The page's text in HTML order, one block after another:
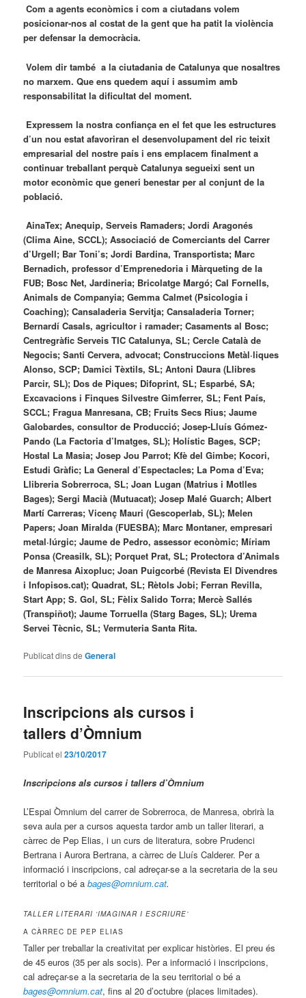
Com a agents econòmics i com a ciutadans volem
posicionar-nos al costat de la gent que ha patit la violència
per defensar la democràcia.
Volem dir també a la ciutadania de Catalunya que nosaltres
no marxem. Que ens quedem aquí i assumim amb
responsabilitat la dificultat del moment.
Expressem la nostra confiança en el fet que les estructures
d’un nou estat afavoriran el desenvolupament del ric teixit
empresarial del nostre país i ens emplacem finalment a
continuar treballant perquè Catalunya segueixi sent un
motor econòmic que generi benestar per al conjunt de la
població.
AinaTex; Anequip, Serveis Ramaders; Jordi Aragonés
(Clima Aine, SCCL); Associació de Comerciants del Carrer
d’Urgell; Bar Toni’s; Jordi Bardina, Transportista; Marc
Bernadich, professor d’Emprenedoria i Màrqueting de la
FUB; Bosc Net, Jardineria; Bricolatge Margó; Cal Fornells,
Animals de Companyia; Gemma Calmet (Psicologia i
Coaching); Cansaladeria Servitja; Cansaladeria Torner;
Bernardí Casals, agricultor i ramader; Casaments al Bosc;
Centregràfic Serveis TIC Catalunya, SL; Cercle Català de
Negocis; Santi Cervera, advocat; Construccions Metàl·liques
Alonso, SCP; Damici Tèxtils, SL; Antoni Daura (Llibres
Parcir, SL); Dos de Piques; Difoprint, SL; Esparbé, SA;
Excavacions i Finques Silvestre Gimferrer, SL; Fent País,
SCCL; Fragua Manresana, CB; Fruits Secs Rius; Jaume
Galobardes, consultor de Producció; Josep-Lluís Gómez-
Pando (La Factoria d’Imatges, SL); Holístic Bages, SCP;
Hostal La Masia; Josep Jou Parrot; Kfè del Gimbe; Kocori,
Estudi Gràfic; La General d’Espectacles; La Poma d’Eva;
Llibreria Sobrerroca, SL; Joan Lugan (Matrius i Motlles
Bages); Sergi Macià (Mutuacat); Josep Malé Guarch; Albert
Martí Carreras; Vicenç Mauri (Gescoperlab, SL); Melen
Papers; Joan Miralda (FUESBA); Marc Montaner, empresari
metal·lúrgic; Jaume de Pedro, assessor econòmic; Míriam
Ponsa (Creasilk, SL); Porquet Prat, SL; Protectora d’Animals
de Manresa Aixopluc; Joan Puigcorbé (Revista El Divendres
i Infopisos.cat); Quadrat, SL; Rètols Jobi; Ferran Revilla,
Start App; S. Gol, SL; Fèlix Salido Torra; Mercè Sallés
(Transpiñot); Jaume Torruella (Starg Bages, SL); Urema
Servei Tècnic, SL; Vermuteria Santa Rita.
Publicat dins de General
Inscripcions als cursos i
tallers d’Òmnium
Publicat el23/10/2017
Inscripcions als cursos i tallers d’Òmnium
L’Espai Òmnium del carrer de Sobrerroca, de Manresa, obrirà la
seva aula per a cursos aquesta tardor amb un taller literari, a
càrrec de Pep Elias, i un curs de literatura, sobre Prudenci
Bertrana i Aurora Bertrana, a càrrec de Lluís Calderer. Per a
informació i inscripcions, cal adreçar-se a la secretaria de la seu
territorial o bé abages@omnium.cat.
TALLER LITERARI ‘IMAGINAR I ESCRIURE’
A CÀRREC DE PEP ELIAS
Taller per treballar la creativitat per explicar històries. El preu és
de 45 euros (35 per als socis). Per a informació i inscripcions,
cal adreçar-se a la secretaria de la seu territorial o bé a
bages@omnium.cat, fins al 20 d’octubre (places limitades).